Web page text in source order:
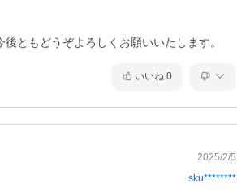
ともどうぞよろしくお願いいたします。
いいね 0
2025/2/5
sku********